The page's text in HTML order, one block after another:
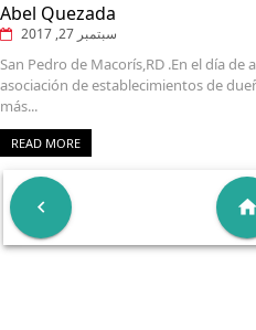
Abel Quezada
سبتمبر 27, 2017
San Pedro de Macorís,RD .En el día
asociación de establecimientos de
más...
READ MORE
 home